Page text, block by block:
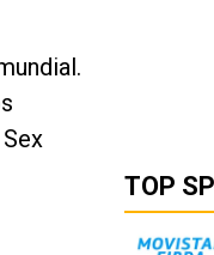
TOP